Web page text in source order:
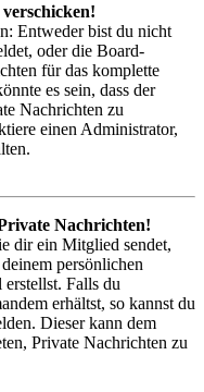
Entweder bist du nicht
oder die Board-
für das komplette
es sein, dass der
Nachrichten zu
einen Administrator,
Nachrichten!
dir ein Mitglied sendet,
persönlichen
erstellst. Falls du
erhältst, so kannst du
Dieser kann dem
Private Nachrichten zu